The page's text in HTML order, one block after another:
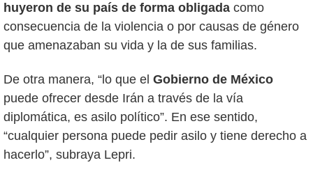
huyeron de su país de forma obligada como
consecuencia de la violencia o por causas de género
que amenazaban su vida y la de sus familias.
De otra manera, “lo que el Gobierno de México
puede ofrecer desde Irán a través de la vía
diplomática, es asilo político”. En ese sentido,
“cualquier persona puede pedir asilo y tiene derecho a
hacerlo”, subraya Lepri.